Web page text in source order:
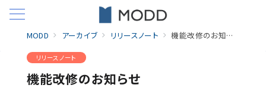
MODD アーカイブ リリースノート 機能改修のお知らせ
リリースノート
機能改修のお知らせ